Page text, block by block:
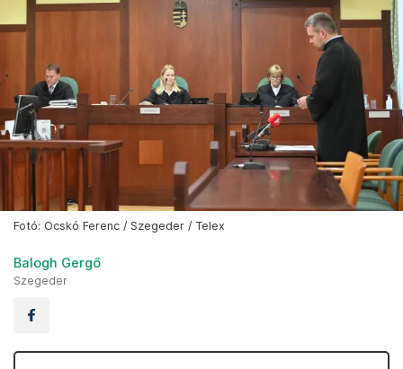
Fotó: Ocskó Ferenc / Szegeder / Telex
Balogh Gergő
Szegeder